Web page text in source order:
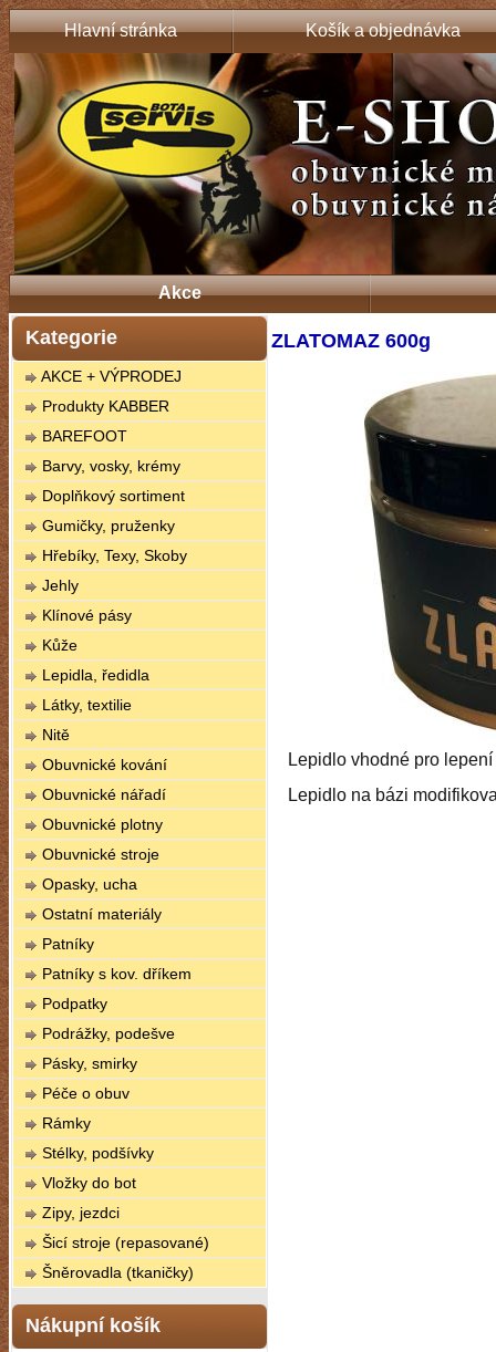
Hlavní stránka Košík a objednávka
Akce
Kategorie
AKCE + VÝPRODEJ
Produkty KABBER
BAREFOOT
Barvy, vosky, krémy
Doplňkový sortiment
Gumičky, pruženky
Hřebíky, Texy, Skoby
Jehly
Klínové pásy
Kůže
Lepidla, ředidla
Látky, textilie
Nitě
Obuvnické kování
Obuvnické nářadí
Obuvnické plotny
Obuvnické stroje
Opasky, ucha
Ostatní materiály
Patníky
Patníky s kov. dříkem
Podpatky
Podrážky, podešve
Pásky, smirky
Péče o obuv
Rámky
Stélky, podšívky
Vložky do bot
Zipy, jezdci
Šicí stroje (repasované)
Šněrovadla (tkaničky)
Nákupní košík
ZLATOMAZ 600g
Lepidlo vhodné pro
Lepidlo na bázi